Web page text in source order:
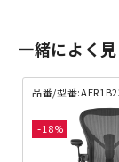
一緒によく
品番/型番
18